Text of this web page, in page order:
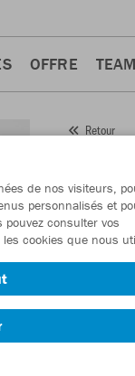
OFFRE
Retour
Numéro
En tant
de nos visiteurs,
personnalisés et
consulter vos
cookies que nous